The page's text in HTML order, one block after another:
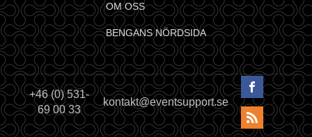
OM OSS
BENGANS NÖRDSIDA
+46 (0) 531-
69 00 33
kontakt@eventsupport.se